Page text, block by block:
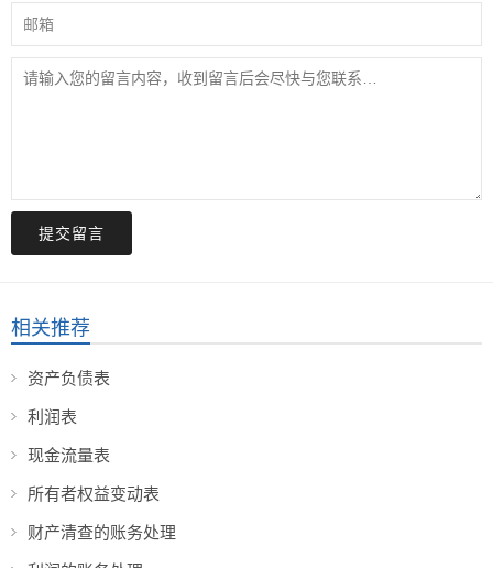
提交留言
相关推荐
资产负债表
利润表
现金流量表
所有者权益变动表
财产清查的账务处理